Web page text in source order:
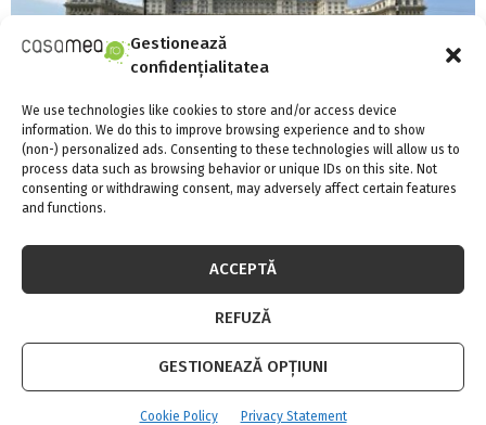
Gestionează
confidențialitatea
We use technologies like cookies to store and/or access device
information. We do this to improve browsing experience and to show
(non-) personalized ads. Consenting to these technologies will allow us to
process data such as browsing behavior or unique IDs on this site. Not
consenting or withdrawing consent, may adversely affect certain features
and functions.
ACCEPTĂ
REFUZĂ
GESTIONEAZĂ OPȚIUNI
Cookie Policy Privacy Statement
trotinetelor electrice. Care este prețul?